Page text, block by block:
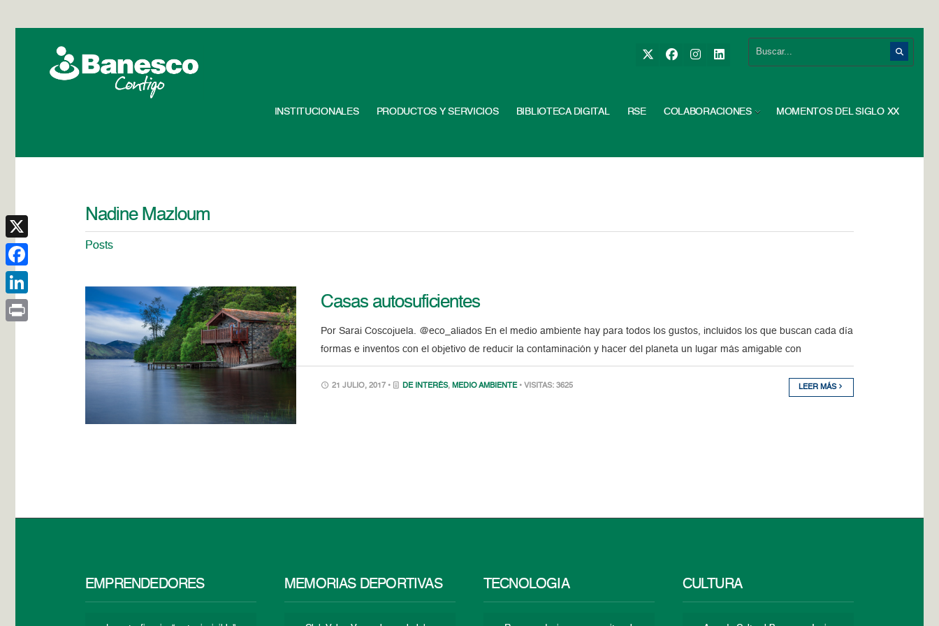
INSTITUCIONALES PRODUCTOS Y SERVICIOS BIBLIOTECA DIGITAL RSE COLABORACIONES MOMENTOS DEL SIGLO XX
Nadine Mazloum
Posts
Casas autosuficientes
Por Sarai Coscojuela. @eco_aliados En el medio ambiente hay para todos los gustos, incluidos los que buscan cada día
formas e inventos con el objetivo de reducir la contaminación y hacer del planeta un lugar más amigable con
21 JULIO, 2017 • DE INTERÉS, MEDIO AMBIENTE • VISITAS: 3625 LEER MÁS
EMPRENDEDORES MEMORIAS DEPORTIVAS TECNOLOGÍA CULTURA
X
Facebook
LinkedIn